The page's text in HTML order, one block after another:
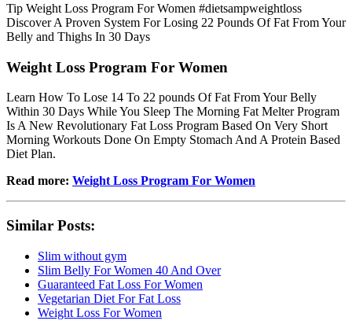
Tip Weight Loss Program For Women #dietsampweightloss
Discover A Proven System For Losing 22 Pounds Of Fat From Your
Belly and Thighs In 30 Days
Weight Loss Program For Women
Learn How To Lose 14 To 22 pounds Of Fat From Your Belly
Within 30 Days While You Sleep The Morning Fat Melter Program
Is A New Revolutionary Fat Loss Program Based On Very Short
Morning Workouts Done On Empty Stomach And A Protein Based
Diet Plan.
Read more: Weight Loss Program For Women
Similar Posts:
Slim without gym
Slim Belly For Women 40 And Over
Guaranteed Fat Loss For Women
Vegetarian Diet For Fat Loss
Weight Loss For Women